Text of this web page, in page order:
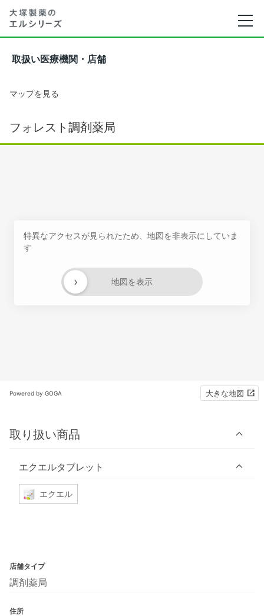
取扱い医療機関・店舗
マップを見る
フォレスト調剤薬局
特異なアクセスが見られたため、地図を非表示にしていま
す
地図を表示
›
Powered by GOGA 大きな地図
取り扱い商品
エクエルタブレット
エクエル
店舗タイプ
調剤薬局
住所